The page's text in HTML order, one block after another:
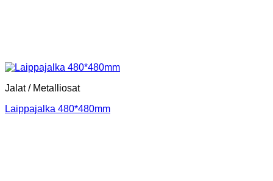
Jalat / Metalliosat
Laippajalka 480*480mm